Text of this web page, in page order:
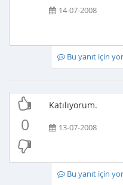
14-07-2008
Bu yanıt için
0
Katılıyorum.
13-07-2008
Bu yanıt için